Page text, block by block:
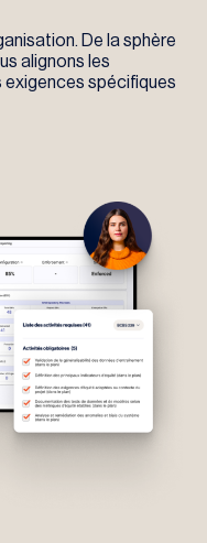
De la sphère
alignons les
spécifiques